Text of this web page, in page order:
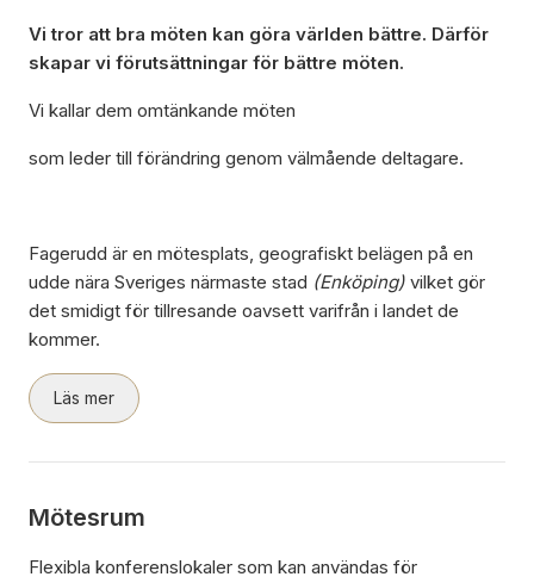
Vi tror att bra möten kan göra världen bättre. Därför
skapar vi förutsättningar för bättre möten.
Vi kallar dem omtänkande möten
som leder till förändring genom välmående deltagare.
Fagerudd är en mötesplats, geografiskt belägen på en
udde nära Sveriges närmaste stad (Enköping) vilket gör
det smidigt för tillresande oavsett varifrån i landet de
kommer.
Läs mer
Mötesrum
Flexibla konferenslokaler som kan användas för